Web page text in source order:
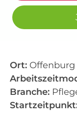
Ort: Offenburg
Branche: